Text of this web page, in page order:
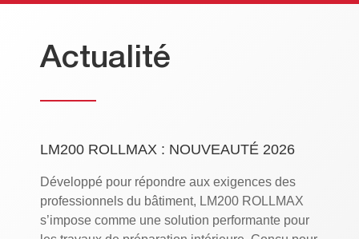
Actualité
LM200 ROLLMAX : NOUVEAUTÉ 2026
Développé pour répondre aux exigences des
professionnels du bâtiment, LM200 ROLLMAX
s’impose comme une solution performante pour